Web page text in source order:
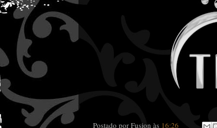
Postado por Fusion às 16:26